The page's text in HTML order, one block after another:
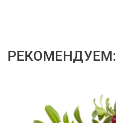
РЕКОМЕНДУЕМ: